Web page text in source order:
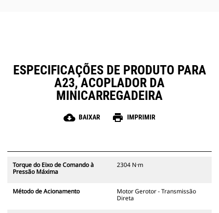
ESPECIFICAÇÕES DE PRODUTO PARA
A23, ACOPLADOR DA
MINICARREGADEIRA
cloud_download BAIXAR print IMPRIMIR
Torque do Eixo de Comando à
Pressão Máxima
2304 N·m
Método de Acionamento
Motor Gerotor - Transmissão
Direta